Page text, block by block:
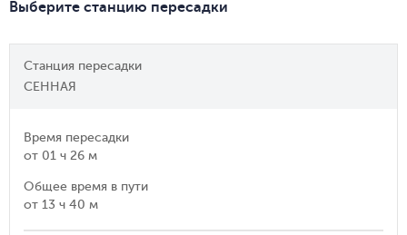
Выберите станцию пересадки
Станция пересадки
СЕННАЯ
Время пересадки
от 01 ч 26 м
Общее время в пути
от 13 ч 40 м